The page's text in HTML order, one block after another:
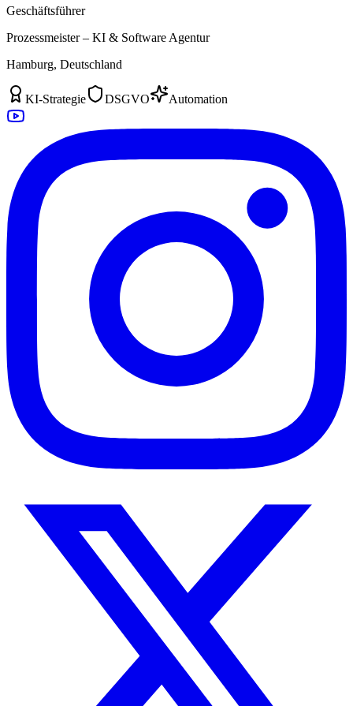
Geschäftsführer
Prozessmeister – KI & Software Agentur
Hamburg, Deutschland
KI-Strategie DSGVO Automation